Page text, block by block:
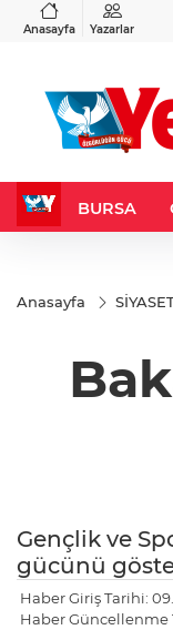
Anasayfa Yazarlar
%0,37
BURSA
Anasayfa
Gençlik ve
gücünü
Haber Giriş Tarihi:
Haber Güncellenme